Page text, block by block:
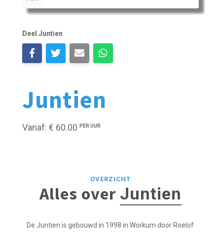
Juntien
Vanaf: € 60.00 PER UUR
Deel Juntien
OVERZICHT
Alles over Juntien
De Juntien is gebouwd in 1998 in Workum door Roelof